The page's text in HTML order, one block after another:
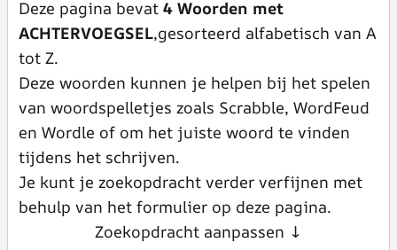
Deze pagina bevat 4 Woorden met
ACHTERVOEGSEL,gesorteerd alfabetisch van A
tot Z.
Deze woorden kunnen je helpen bij het spelen
van woordspelletjes zoals Scrabble, WordFeud
en Wordle of om het juiste woord te vinden
tijdens het schrijven.
Je kunt je zoekopdracht verder verfijnen met
behulp van het formulier op deze pagina.
Zoekopdracht aanpassen ↓